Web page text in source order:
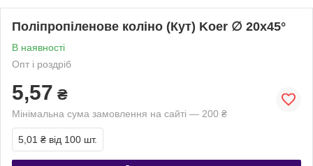
Поліпропіленове коліно (Кут) Koer ∅ 20х45°
В наявності
Опт і роздріб
5,57 ₴
Мінімальна сума замовлення на сайті — 200 ₴
5,01 ₴ від 100 шт.